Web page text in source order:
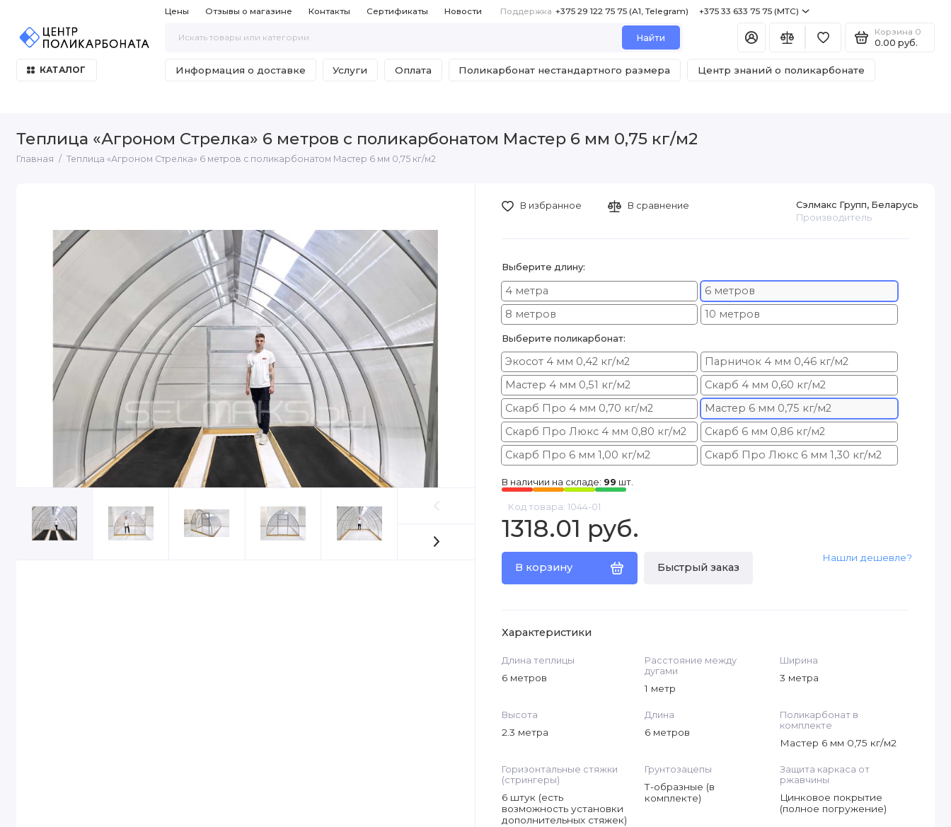
Цены Отзывы о магазине Контакты Сертификаты Новости Поддержка +375 29 122 75 75 (A1, Telegram) +375 33 633 75 75 (МТС)
Найти
Корзина 0
0.00 руб.
КАТАЛОГ Информация о доставке Услуги Оплата Поликарбонат нестандартного размера Центр знаний о поликарбонате
Теплица «Агроном Стрелка» 6 метров с поликарбонатом Мастер 6 мм 0,75 кг/м2
Главная Теплица «Агроном Стрелка» 6 метров с поликарбонатом Мастер 6 мм 0,75 кг/м2
В наличии на складе: 99 шт.
Код товара: 1044-01
Сэлмакс Групп, Беларусь
Производитель
1318.01 руб.
В корзину Быстрый заказ
Нашли дешевле?
В избранное В сравнение
Выберите длину:
4 метра
6 метров
8 метров
10 метров
Выберите поликарбонат:
Экосот 4 мм 0,42 кг/м2
Парничок 4 мм 0,46 кг/м2
Мастер 4 мм 0,51 кг/м2
Скарб 4 мм 0,60 кг/м2
Скарб Про 4 мм 0,70 кг/м2
Мастер 6 мм 0,75 кг/м2
Скарб Про Люкс 4 мм 0,80 кг/м2
Скарб 6 мм 0,86 кг/м2
Скарб Про 6 мм 1,00 кг/м2
Скарб Про Люкс 6 мм 1,30 кг/м2
Характеристики
Длина теплицы
6 метров
Расстояние между
дугами
1 метр
Ширина
3 метра
Высота
2.3 метра
Длина
6 метров
Поликарбонат в
комплекте
Мастер 6 мм 0,75 кг/м2
Горизонтальные стяжки
(стрингеры)
6 штук (есть
возможность установки
дополнительных стяжек)
Грунтозацепы
Т-образные (в
комплекте)
Защита каркаса от
ржавчины
Цинковое покрытие
(полное погружение)